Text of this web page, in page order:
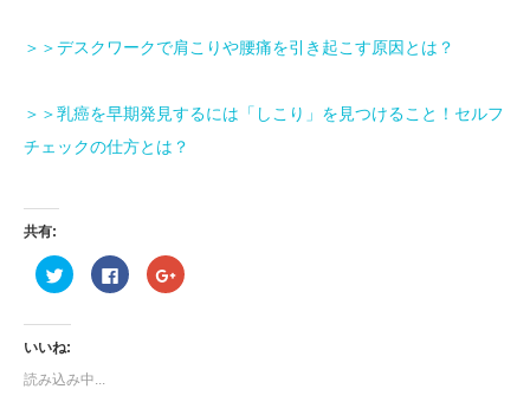
＞＞デスクワークで肩こりや腰痛を引き起こす原因とは？
＞＞乳癌を早期発見するには「しこり」を見つけること！セルフ
チェックの仕方とは？
共有:
ク
リ
し
て
Twitter
共
Facebook
で
ク
リ
いいね:
読み込み中...